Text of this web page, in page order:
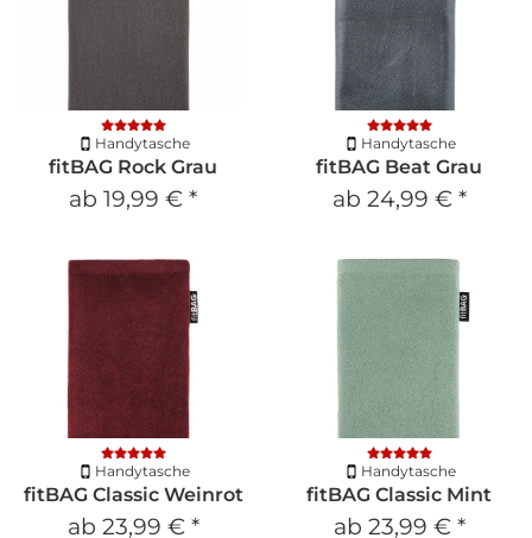
Handytasche
fitBAG Rock Grau
ab 19,99 € *
Handytasche
fitBAG Beat Grau
ab 24,99 € *
Handytasche
fitBAG Classic Weinrot
ab 23,99 € *
Handytasche
fitBAG Classic Mint
ab 23,99 € *